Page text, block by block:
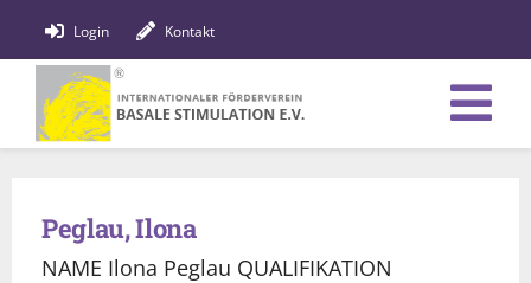
Inhalt
springen
Login Kontakt
Bildung
Peglau, Ilona
NAME Ilona Peglau QUALIFIKATION